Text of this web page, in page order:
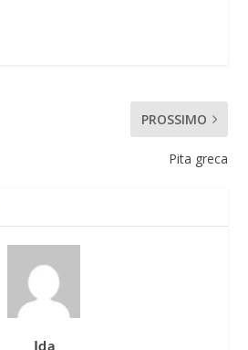
PROSSIMO
Pita greca
Ida